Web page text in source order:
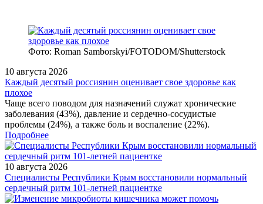
Фото: Roman Samborskyi/FOTODOM/Shutterstock
10 августа 2026
Каждый десятый россиянин оценивает свое здоровье как
плохое
Чаще всего поводом для назначений служат хронические
заболевания (43%), давление и сердечно-сосудистые
проблемы (24%), а также боль и воспаление (22%).
Подробнее
10 августа 2026
Специалисты Республики Крым восстановили нормальный
сердечный ритм 101-летней пациентке